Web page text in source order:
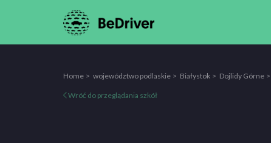
Home województwo podlaskie Białystok Dojlidy Górne
Wróć do przeglądania szkół